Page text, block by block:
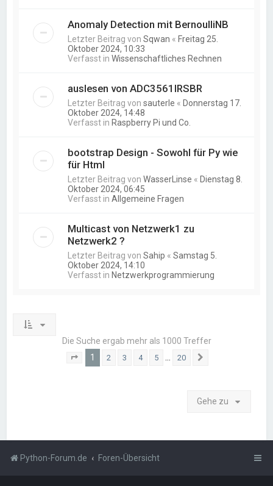
Anomaly Detection mit BernoulliNB
Letzter Beitrag vonSqwan « Freitag 25.
Oktober 2024, 10:33
Verfasst inWissenschaftliches Rechnen
auslesen von ADC3561IRSBR
Letzter Beitrag vonsauterle « Donnerstag 17.
Oktober 2024, 14:48
Verfasst in Raspberry Pi und Co.
bootstrap Design - Sowohl für Py wie
für Html
Letzter Beitrag vonWasserLinse « Dienstag 8.
Oktober 2024, 06:45
Verfasst inAllgemeine Fragen
Multicast von Netzwerk1 zu
Netzwerk2 ?
Letzter Beitrag vonSahip «Samstag 5.
Oktober 2024, 14:10
Verfasst in Netzwerkprogrammierung
Die Suche ergab mehr als 1000 Treffer
Seite von 20
1 2 3 4 5 … 20
Gehe zu
Python-Forum.de Foren-Übersicht